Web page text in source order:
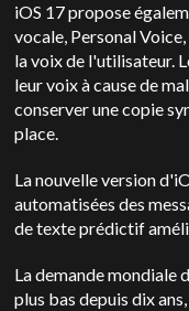
iOS 17 propose
vocale, Personal
la voix de l'utilisateur.
leur voix à cause de
conserver une copie
place.
La nouvelle version
automatisées des
de texte prédictif
La demande mondiale
plus bas depuis dix